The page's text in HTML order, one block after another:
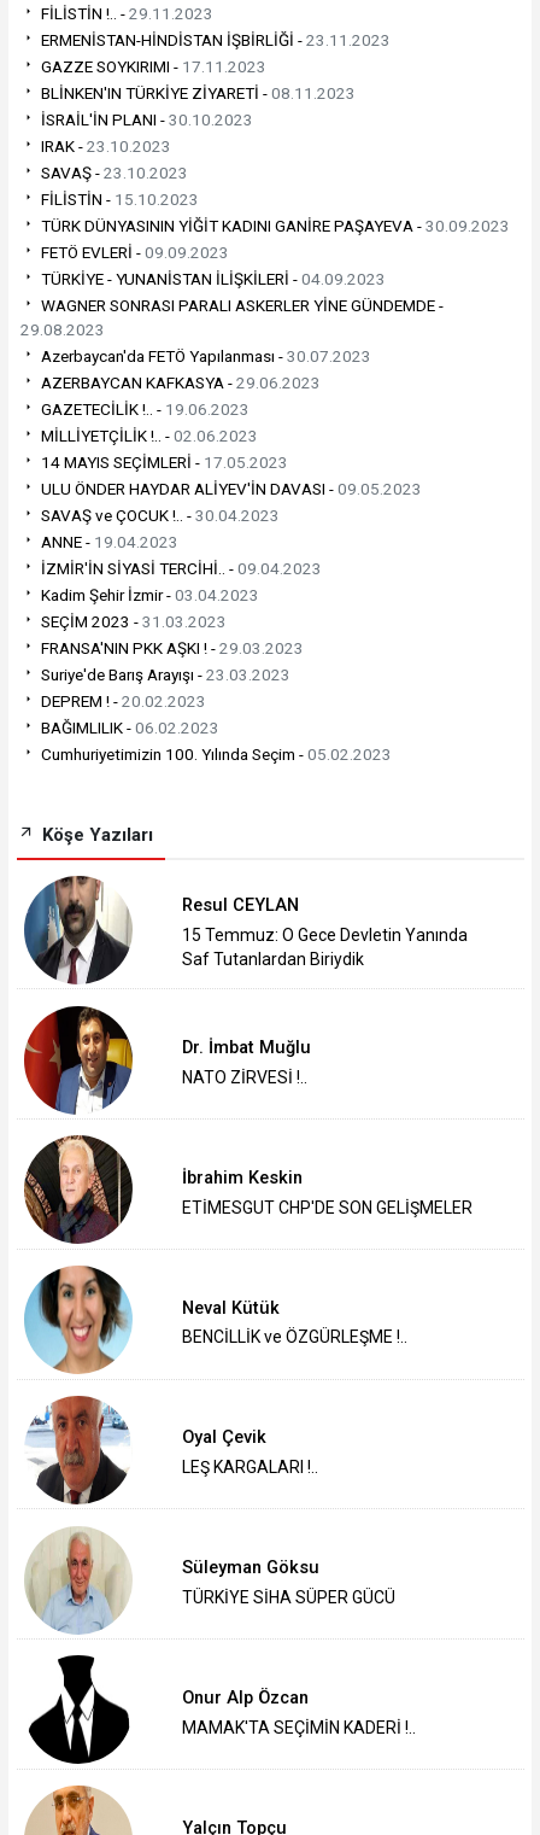
FİLİSTİN !.. -29.11.2023
ERMENİSTAN-HİNDİSTAN İŞBİRLİĞİ -23.11.2023
GAZZE SOYKIRIMI - 17.11.2023
BLİNKEN'IN TÜRKİYE ZİYARETİ -08.11.2023
İSRAİL'İN PLANI -30.10.2023
IRAK -23.10.2023
SAVAŞ -23.10.2023
FİLİSTİN - 15.10.2023
TÜRK DÜNYASININ YİĞİT KADINI GANİRE PAŞAYEVA -30.09.2023
FETÖ EVLERİ -09.09.2023
TÜRKİYE - YUNANİSTAN İLİŞKİLERİ -04.09.2023
WAGNER SONRASI PARALI ASKERLER YİNE GÜNDEMDE -
29.08.2023
Azerbaycan'da FETÖ Yapılanması -30.07.2023
AZERBAYCAN KAFKASYA -29.06.2023
GAZETECİLİK !.. - 19.06.2023
MİLLİYETÇİLİK !.. -02.06.2023
14 MAYIS SEÇİMLERİ - 17.05.2023
ULU ÖNDER HAYDAR ALİYEV'İN DAVASI -09.05.2023
SAVAŞ ve ÇOCUK !.. -30.04.2023
ANNE - 19.04.2023
İZMİR'İN SİYASİ TERCİHİ.. -09.04.2023
Kadim Şehir İzmir -03.04.2023
SEÇİM 2023 -31.03.2023
FRANSA'NIN PKK AŞKI ! -29.03.2023
Suriye'de Barış Arayışı -23.03.2023
DEPREM ! -20.02.2023
BAĞIMLILIK -06.02.2023
Cumhuriyetimizin 100. Yılında Seçim -05.02.2023
Köşe Yazıları
Resul CEYLAN
15 Temmuz: O Gece Devletin Yanında
Saf Tutanlardan Biriydik
Dr. İmbat Muğlu
NATO ZİRVESİ !..
İbrahim Keskin
ETİMESGUT CHP'DE SON GELİŞMELER
Neval Kütük
BENCİLLİK ve ÖZGÜRLEŞME !..
Oyal Çevik
LEŞ KARGALARI !..
Süleyman Göksu
TÜRKİYE SİHA SÜPER GÜCÜ
Onur Alp Özcan
MAMAK'TA SEÇİMİN KADERİ !..
Yalçın Topçu